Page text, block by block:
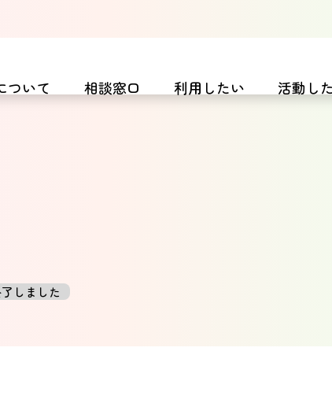
ついて 相談窓口 利用したい 活動し
しました